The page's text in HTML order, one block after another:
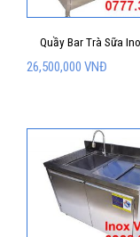
Quầy Bar Trà Sữa
26,500,000 VNĐ